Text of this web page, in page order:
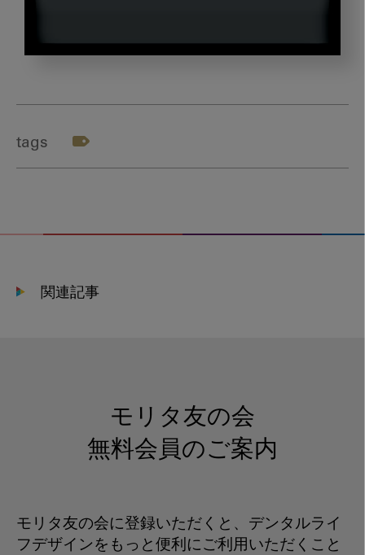
4cba60f6d58f
tags
関連記事
モリタ友の会
無料会員のご案内
モリタ友の会に登録いただくと、デンタルライ
フデザインをもっと便利にご利用いただくこと